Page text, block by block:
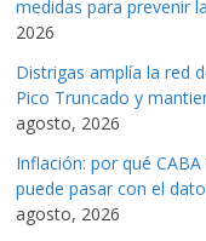
a
s
medidas para prevenir
2026
Distrigas amplía la red
Pico Truncado y
agosto, 2026
Inflación: por qué
puede pasar con el
agosto, 2026